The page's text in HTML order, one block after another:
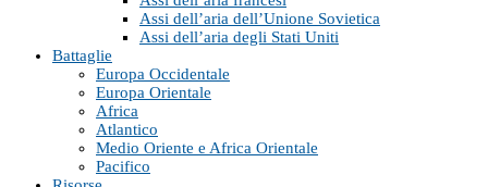
Assi dell’aria dell’Unione Sovietica
Assi dell’aria degli Stati Uniti
Battaglie
Europa Occidentale
Europa Orientale
Africa
Atlantico
Medio Oriente e Africa Orientale
Pacifico